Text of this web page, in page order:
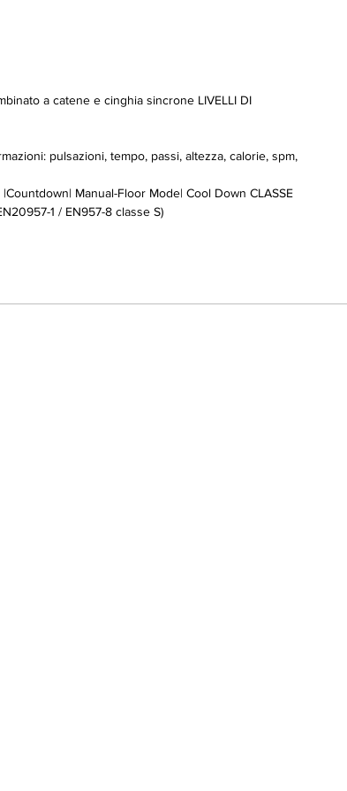
a catene e cinghia sincrone LIVELLI DI
pulsazioni, tempo, passi, altezza, calorie, spm,
|Countdown| Manual-Floor Mode| Cool Down CLASSE
1 / EN957-8 classe S)